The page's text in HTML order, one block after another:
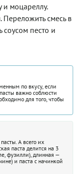
и моцареллу.
смесь в
соусом песто и
по вкусу, если
важно соблюсти
для того, чтобы
А всего их
паста делится на 3
фузилли), длинная —
и паста с начинкой